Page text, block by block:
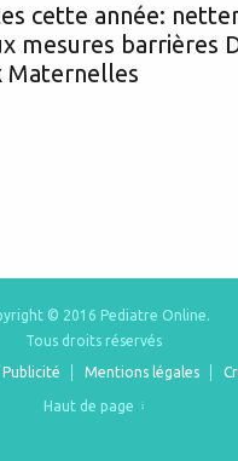
cette année:
mesures barrières
© 2016 Pediatre Online.
Tous droits réservés
Publicité Mentions légales
Haut de page